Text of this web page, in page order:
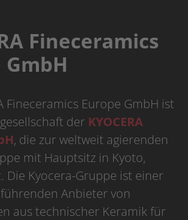
Fineceramics
Fineceramics Europe GmbH ist
der KYOCERA
, die zur weltweit agierenden
mit Hauptsitz in Kyoto,
Die Kyocera-Gruppe ist einer
Anbieter von
aus technischer Keramik für